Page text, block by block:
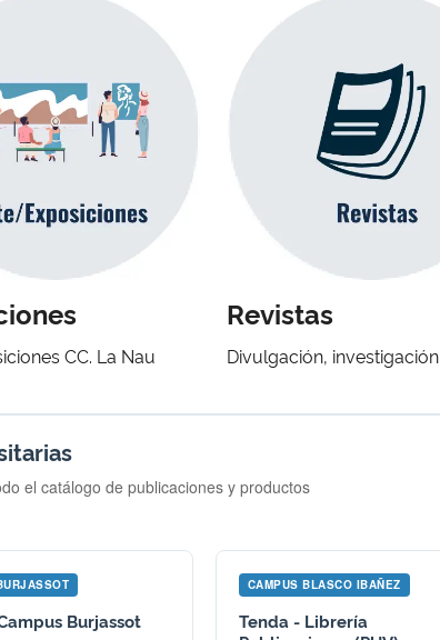
CC. La Nau
Revistas
Divulgación, investigación
el catálogo de publicaciones y productos
Burjassot
CAMPUS BLASCO IBAÑEZ
Tenda - Librería